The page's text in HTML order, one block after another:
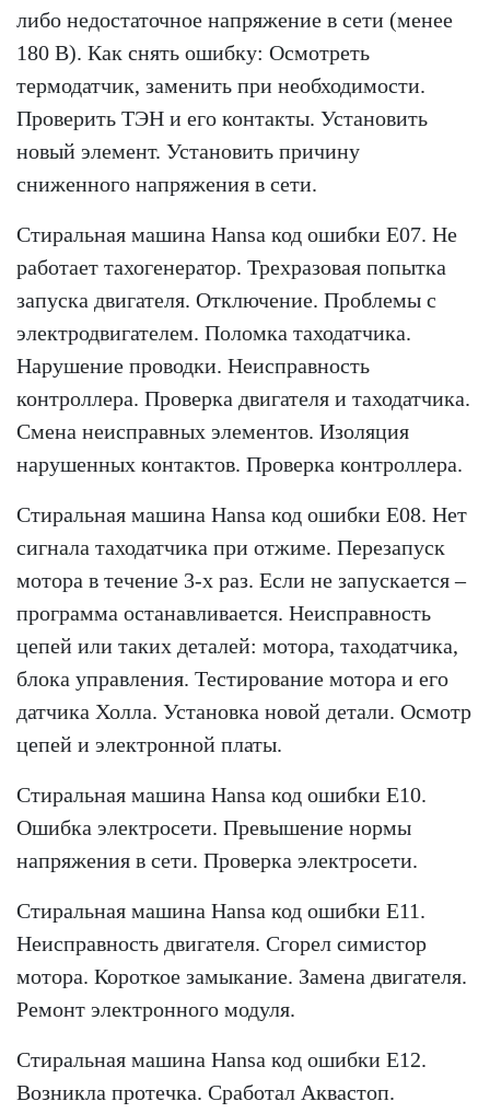
либо недостаточное напряжение в сети (менее
180 В). Как снять ошибку: Осмотреть
термодатчик, заменить при необходимости.
Проверить ТЭН и его контакты. Установить
новый элемент. Установить причину
сниженного напряжения в сети.
Стиральная машина Hansa код ошибки Е07. Не
работает тахогенератор. Трехразовая попытка
запуска двигателя. Отключение. Проблемы с
электродвигателем. Поломка таходатчика.
Нарушение проводки. Неисправность
контроллера. Проверка двигателя и таходатчика.
Смена неисправных элементов. Изоляция
нарушенных контактов. Проверка контроллера.
Стиральная машина Hansa код ошибки Е08. Нет
сигнала таходатчика при отжиме. Перезапуск
мотора в течение 3-х раз. Если не запускается –
программа останавливается. Неисправность
цепей или таких деталей: мотора, таходатчика,
блока управления. Тестирование мотора и его
датчика Холла. Установка новой детали. Осмотр
цепей и электронной платы.
Стиральная машина Hansa код ошибки Е10.
Ошибка электросети. Превышение нормы
напряжения в сети. Проверка электросети.
Стиральная машина Hansa код ошибки Е11.
Неисправность двигателя. Сгорел симистор
мотора. Короткое замыкание. Замена двигателя.
Ремонт электронного модуля.
Стиральная машина Hansa код ошибки Е12.
Возникла протечка. Сработал Аквастоп.